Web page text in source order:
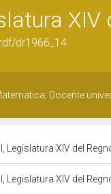
XIV
dr1966_14
Docente
Legislatura XIV del
Legislatura XIV del